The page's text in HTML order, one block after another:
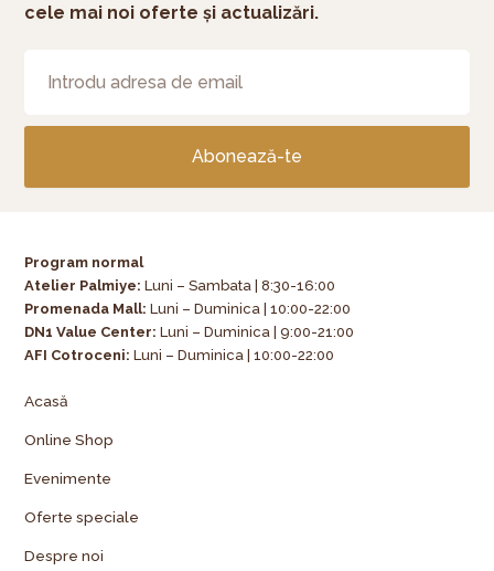
cele mai noi oferte și actualizări.
Abonează-te
Program normal
Atelier Palmiye: Luni – Sambata | 8:30-16:00
Promenada Mall: Luni – Duminica | 10:00-22:00
DN1 Value Center: Luni – Duminica | 9:00-21:00
AFI Cotroceni: Luni – Duminica | 10:00-22:00
Acasă
Online Shop
Evenimente
Oferte speciale
Despre noi